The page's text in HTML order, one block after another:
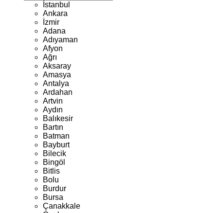
İstanbul
Ankara
İzmir
Adana
Adıyaman
Afyon
Ağrı
Aksaray
Amasya
Antalya
Ardahan
Artvin
Aydın
Balıkesir
Bartın
Batman
Bayburt
Bilecik
Bingöl
Bitlis
Bolu
Burdur
Bursa
Çanakkale